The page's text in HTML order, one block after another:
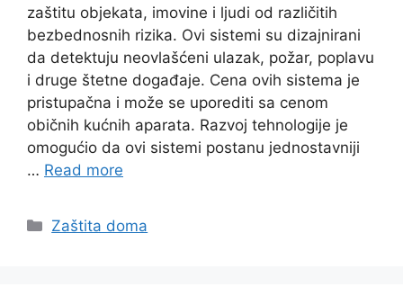
zaštitu objekata, imovine i ljudi od različitih
bezbednosnih rizika. Ovi sistemi su dizajnirani
da detektuju neovlašćeni ulazak, požar, poplavu
i druge štetne događaje. Cena ovih sistema je
pristupačna i može se uporediti sa cenom
običnih kućnih aparata. Razvoj tehnologije je
omogućio da ovi sistemi postanu jednostavniji
… Read more
Categories
Zaštita doma